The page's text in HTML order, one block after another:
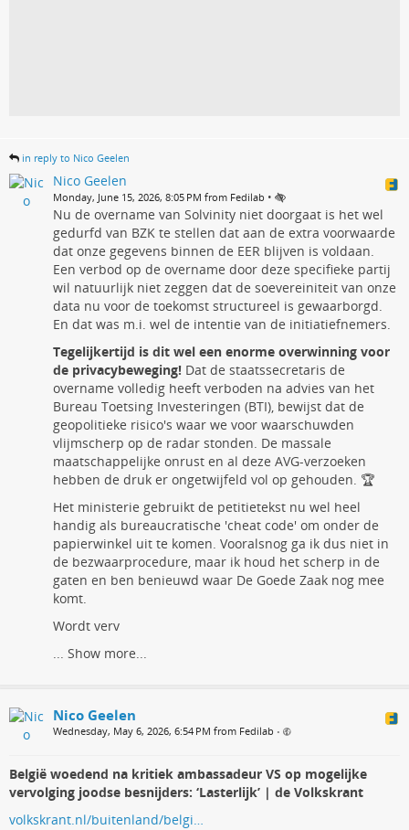
in reply to Nico Geelen
Nico Geelen
Monday, June 15, 2026, 8:05 PM from Fedilab •
Nu de overname van Solvinity niet doorgaat is het wel
gedurfd van BZK te stellen dat aan de extra voorwaarde
dat onze gegevens binnen de EER blijven is voldaan.
Een verbod op de overname door deze specifieke partij
wil natuurlijk niet zeggen dat de soevereiniteit van onze
data nu voor de toekomst structureel is gewaarborgd.
En dat was m.i. wel de intentie van de initiatiefnemers.
Tegelijkertijd is dit wel een enorme overwinning voor
de privacybeweging! Dat de staatssecretaris de
overname volledig heeft verboden na advies van het
Bureau Toetsing Investeringen (BTI), bewijst dat de
geopolitieke risico's waar we voor waarschuwden
vlijmscherp op de radar stonden. De massale
maatschappelijke onrust en al deze AVG-verzoeken
hebben de druk er ongetwijfeld vol op gehouden. 🏆
Het ministerie gebruikt de petitietekst nu wel heel
handig als bureaucratische 'cheat code' om onder de
papierwinkel uit te komen. Vooralsnog ga ik dus niet in
de bezwaarprocedure, maar ik houd het scherp in de
gaten en ben benieuwd waar De Goede Zaak nog mee
komt.
Wordt verv
... Show more...
Nico Geelen
Wednesday, May 6, 2026, 6:54 PM from Fedilab •
België woedend na kritiek ambassadeur VS op mogelijke
vervolging joodse besnijders: ‘Lasterlijk’ | de Volkskrant
volkskrant.nl/buitenland/belgi…